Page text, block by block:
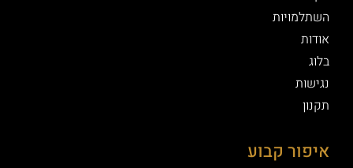
השתלמויות
אודות
בלוג
נגישות
תקנון
איפור קבוע